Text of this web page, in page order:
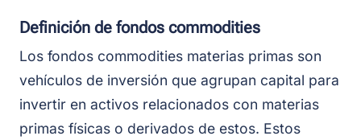
Definición de fondos commodities
Los fondos commodities materias primas son
vehículos de inversión que agrupan capital para
invertir en activos relacionados con materias
primas físicas o derivados de estos. Estos